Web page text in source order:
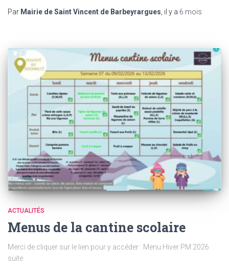
Par Mairie de Saint Vincent de Barbeyrargues , il y a 6 mois
ACTUALITÉS
Menus de la cantine scolaire
Merci de cliquer sur le lien pour y accéder : Menu Hiver PM 2026
suite